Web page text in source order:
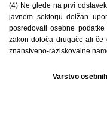
(4) Ne glede na prvi
javnem sektorju dolžan
posredovati osebne
zakon določa drugače ali če
znanstveno-raziskovalne
Varstvo